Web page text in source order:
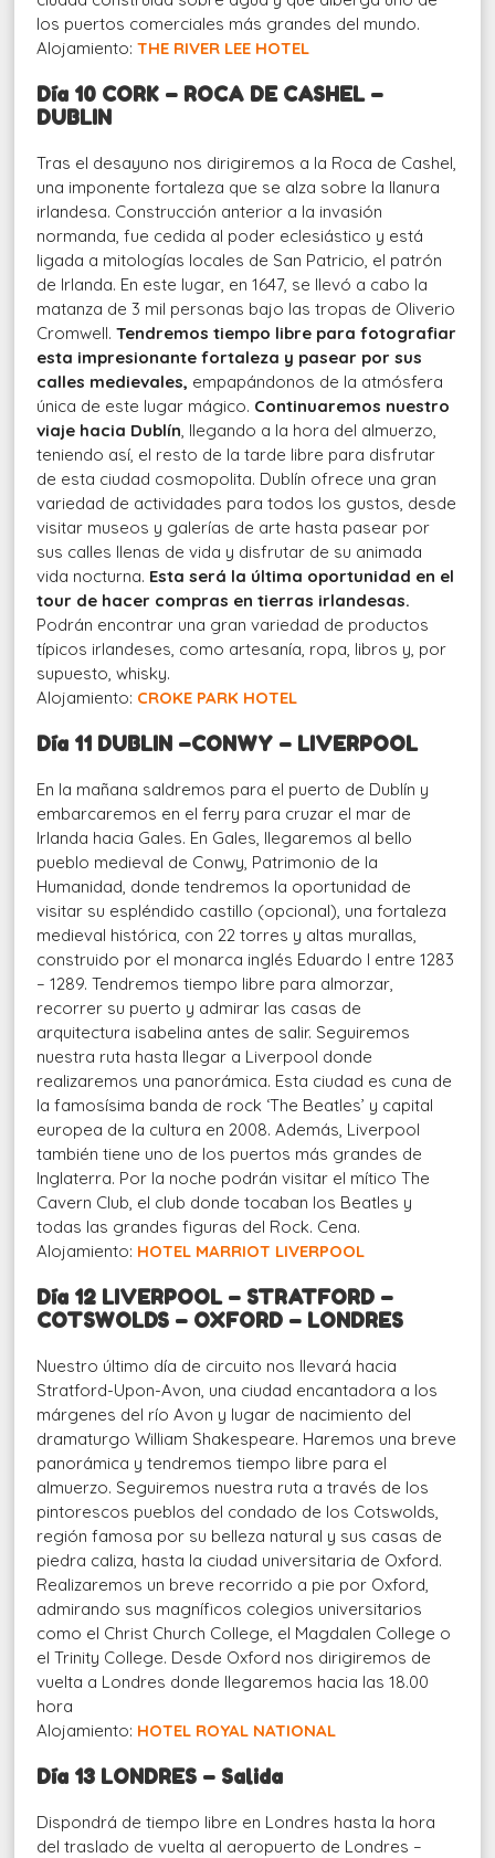
los puertos comerciales más grandes del mundo.
Alojamiento: THE RIVER LEE HOTEL
Día 10 CORK – ROCA DE CASHEL –
DUBLIN
Tras el desayuno nos dirigiremos a la Roca de Cashel,
una imponente fortaleza que se alza sobre la llanura
irlandesa. Construcción anterior a la invasión
normanda, fue cedida al poder eclesiástico y está
ligada a mitologías locales de San Patricio, el patrón
de Irlanda. En este lugar, en 1647, se llevó a cabo la
matanza de 3 mil personas bajo las tropas de Oliverio
Cromwell.Tendremos tiempo libre para fotografiar
esta impresionante fortaleza y pasear por sus
calles medievales, empapándonos de la atmósfera
única de este lugar mágico. Continuaremos nuestro
viaje hacia Dublín, llegando a la hora del almuerzo,
teniendo así, el resto de la tarde libre para disfrutar
de esta ciudad cosmopolita. Dublín ofrece una gran
variedad de actividades para todos los gustos, desde
visitar museos y galerías de arte hasta pasear por
sus calles llenas de vida y disfrutar de su animada
vida nocturna. Esta será la última oportunidad en el
tour de hacer compras en tierras irlandesas.
Podrán encontrar una gran variedad de productos
típicos irlandeses, como artesanía, ropa, libros y, por
supuesto, whisky.
Alojamiento: CROKE PARK HOTEL
Día 11 DUBLIN –CONWY – LIVERPOOL
En la mañana saldremos para el puerto de Dublín y
embarcaremos en el ferry para cruzar el mar de
Irlanda hacia Gales. En Gales, llegaremos al bello
pueblo medieval de Conwy, Patrimonio de la
Humanidad, donde tendremos la oportunidad de
visitar su espléndido castillo (opcional), una fortaleza
medieval histórica, con 22 torres y altas murallas,
construido por el monarca inglés Eduardo I entre 1283
– 1289. Tendremos tiempo libre para almorzar,
recorrer su puerto y admirar las casas de
arquitectura isabelina antes de salir. Seguiremos
nuestra ruta hasta llegar a Liverpool donde
realizaremos una panorámica. Esta ciudad es cuna de
la famosísima banda de rock ‘The Beatles’ y capital
europea de la cultura en 2008. Además, Liverpool
también tiene uno de los puertos más grandes de
Inglaterra. Por la noche podrán visitar el mítico The
Cavern Club, el club donde tocaban los Beatles y
todas las grandes figuras del Rock. Cena.
Alojamiento: HOTEL MARRIOT LIVERPOOL
Día 12 LIVERPOOL – STRATFORD –
COTSWOLDS – OXFORD – LONDRES
Nuestro último día de circuito nos llevará hacia
Stratford-Upon-Avon, una ciudad encantadora a los
márgenes del río Avon y lugar de nacimiento del
dramaturgo William Shakespeare. Haremos una breve
panorámica y tendremos tiempo libre para el
almuerzo. Seguiremos nuestra ruta a través de los
pintorescos pueblos del condado de los Cotswolds,
región famosa por su belleza natural y sus casas de
piedra caliza, hasta la ciudad universitaria de Oxford.
Realizaremos un breve recorrido a pie por Oxford,
admirando sus magníficos colegios universitarios
como el Christ Church College, el Magdalen College o
el Trinity College. Desde Oxford nos dirigiremos de
vuelta a Londres donde llegaremos hacia las 18.00
hora
Alojamiento: HOTEL ROYAL NATIONAL
Día 13 LONDRES – Salida
Dispondrá de tiempo libre en Londres hasta la hora
del traslado de vuelta al aeropuerto de Londres –